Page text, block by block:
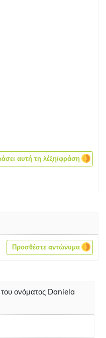
αυτή τη λέξη/φράση
Προσθέστε αντώνυμα
ονόματος Daniela